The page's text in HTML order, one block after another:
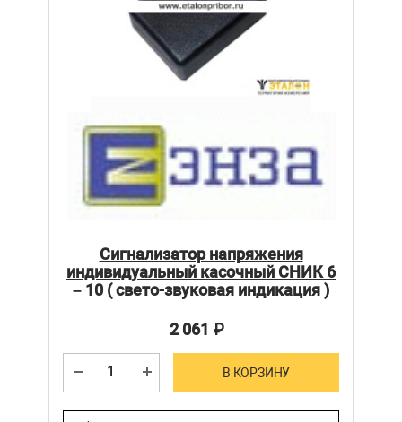
Сигнализатор напряжения
индивидуальный касочный СНИК 6
– 10 ( свето-звуковая индикация )
2 061 ₽
В КОРЗИНУ